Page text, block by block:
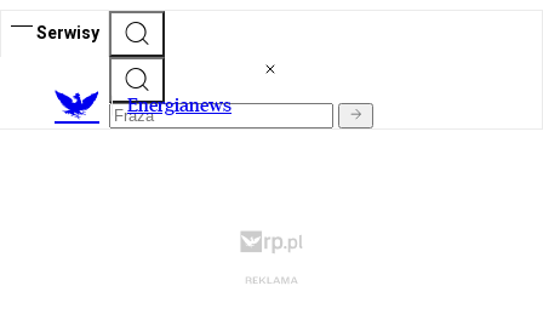
Serwisy
Energianews